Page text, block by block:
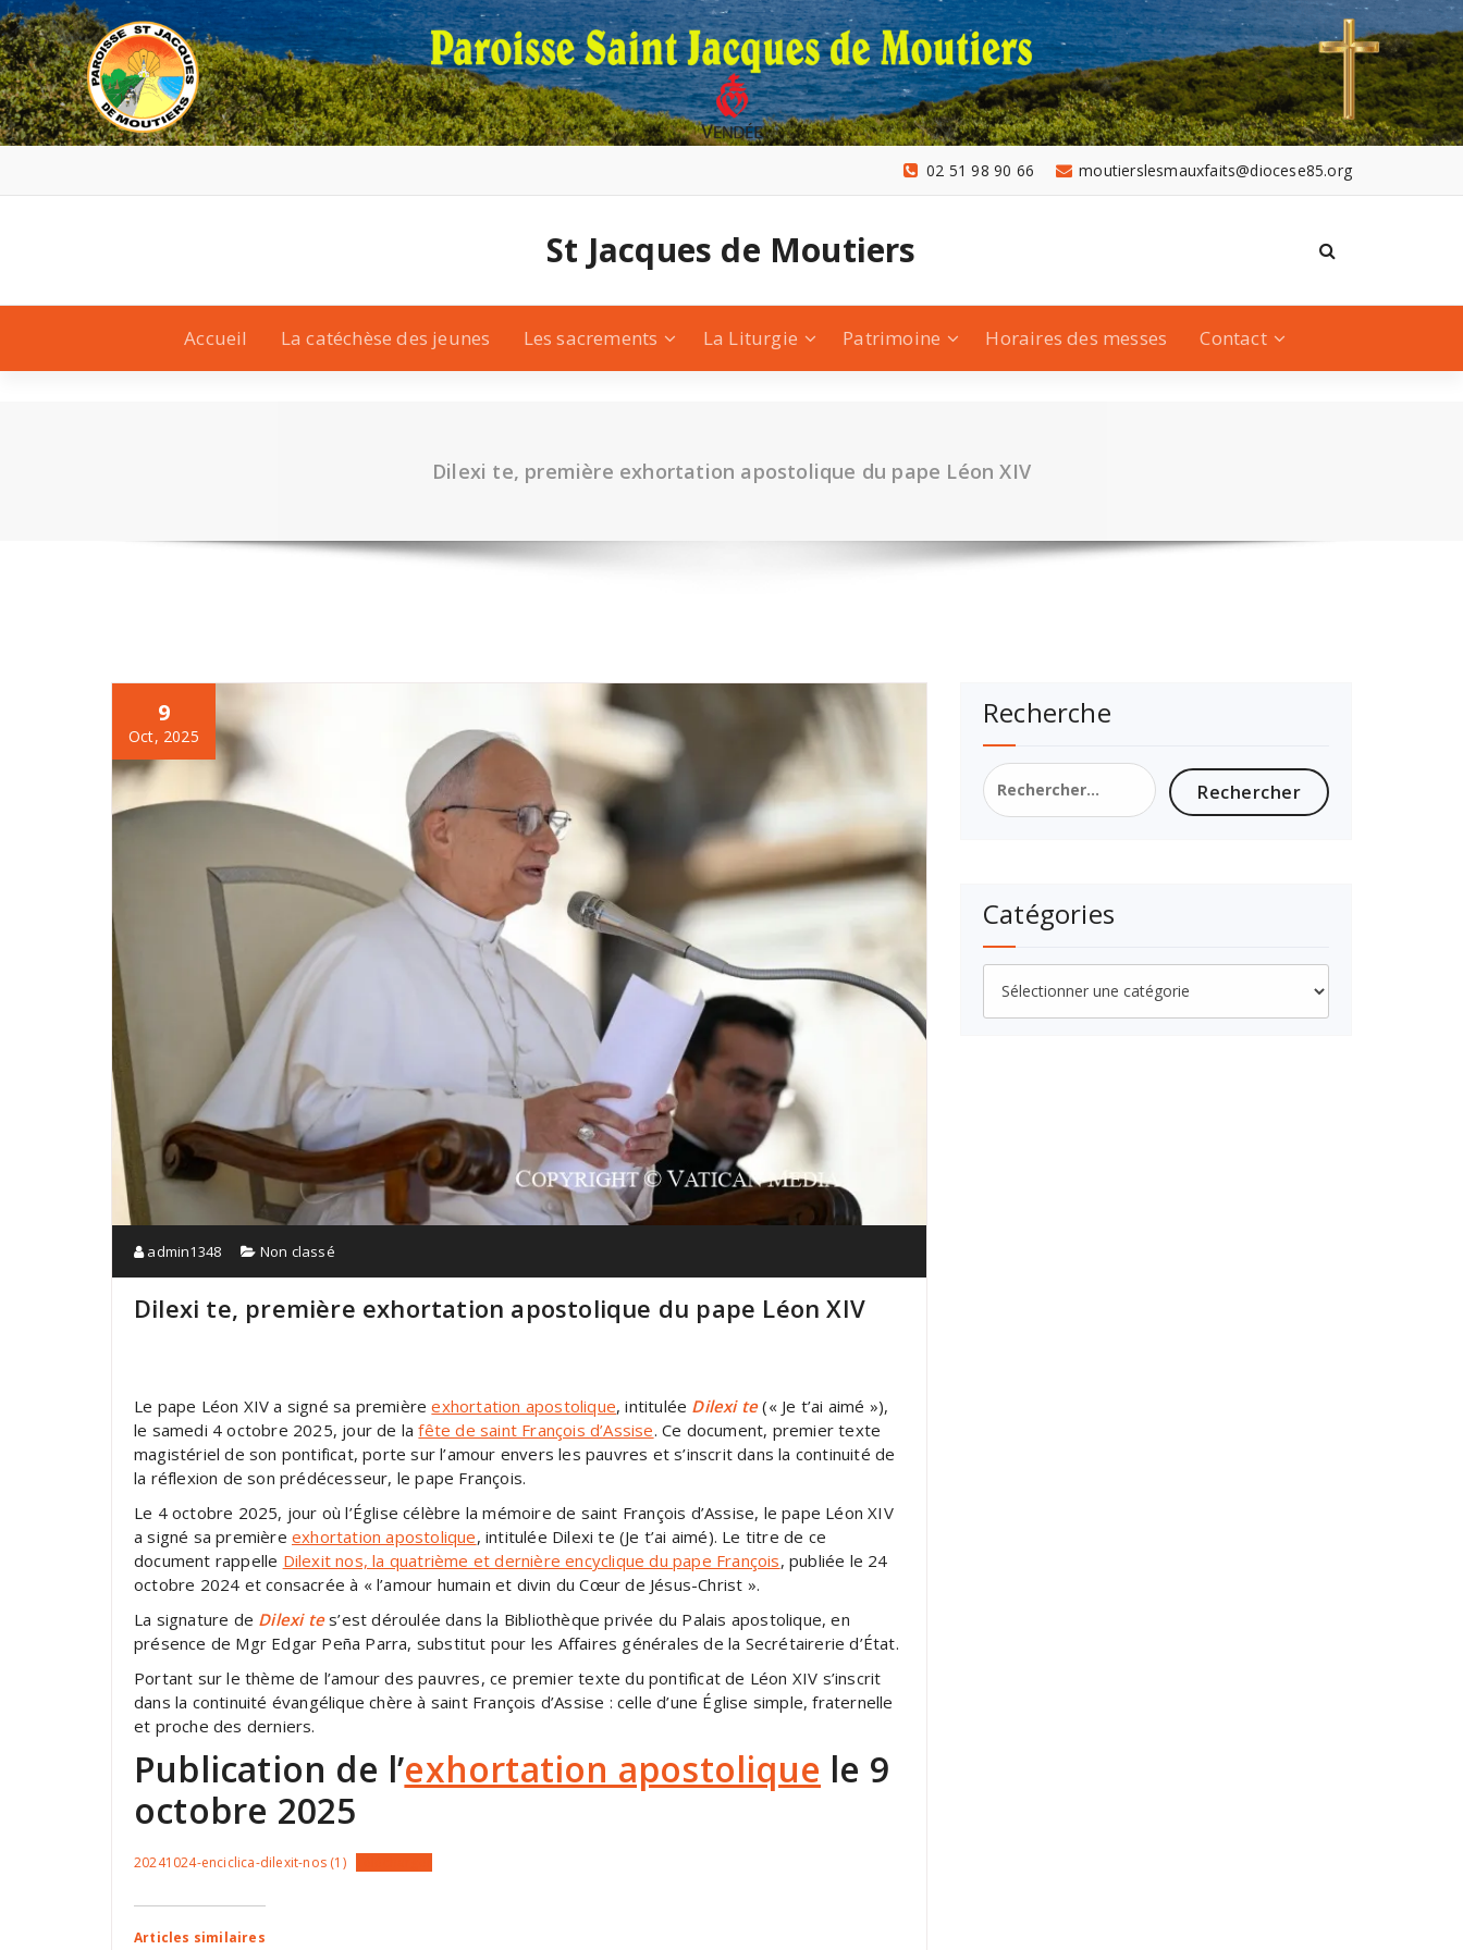
moutierslesmauxfaits@diocese85.org
02 51 98 90 66
St Jacques de Moutiers
Accueil La catéchèse des jeunes Les sacrements La Liturgie Patrimoine Horaires des messes Contact
Dilexi te, première exhortation apostolique du pape Léon XIV
9
Oct, 2025
admin1348 Non classé
Dilexi te, première exhortation apostolique du pape Léon XIV
Le pape Léon XIV a signé sa premièreexhortation apostolique, intitulée Dilexi te(« Je t’ai aimé »),
le samedi 4 octobre 2025, jour de lafête de saint François d’Assise. Ce document, premier texte
magistériel de son pontificat, porte sur l’amour envers les pauvres et s’inscrit dans la continuité de
la réflexion de son prédécesseur, le pape François.
Le 4 octobre 2025, jour où l’Église célèbre la mémoire de saint François d’Assise, le pape Léon XIV
a signé sa première exhortation apostolique, intitulée Dilexi te (Je t’ai aimé). Le titre de ce
document rappelle Dilexit nos, la quatrième et dernière encyclique du pape François, publiée le 24
octobre 2024 et consacrée à « l’amour humain et divin du Cœur de Jésus-Christ ».
La signature de Dilexi tes’est déroulée dans la Bibliothèque privée du Palais apostolique, en
présence de Mgr Edgar Peña Parra, substitut pour les Affaires générales de la Secrétairerie d’État.
Portant sur le thème de l’amour des pauvres, ce premier texte du pontificat de Léon XIV s’inscrit
dans la continuité évangélique chère à saint François d’Assise : celle d’une Église simple, fraternelle
et proche des derniers.
Publication de l’exhortation apostolique le 9
octobre 2025
20241024-enciclica-dilexit-nos (1)
Articles similaires
Recherche
Catégories